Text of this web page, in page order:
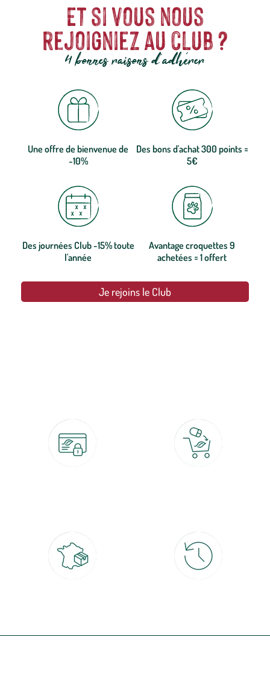
Et si vous nous
rejoigniez au club ?
4 bonnes raisons d'adhérer
Une offre de bienvenue de
-10%
Des bons d'achat 300 points =
5€
Des journées Club -15% toute
l'année
Avantage croquettes 9
achetées = 1 offert
Je rejoins le Club